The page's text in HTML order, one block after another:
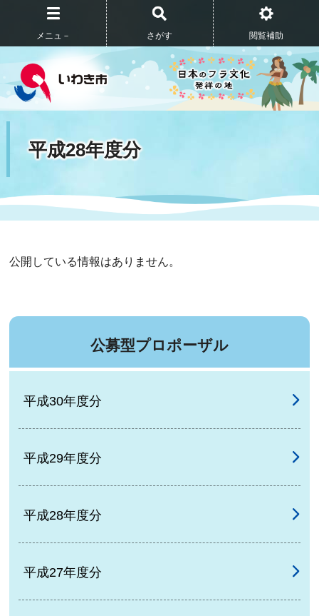
メニュ－ さがす 閲覧補助
平成28年度分
公開している情報はありません。
公募型プロポーザル
平成30年度分
平成29年度分
平成28年度分
平成27年度分